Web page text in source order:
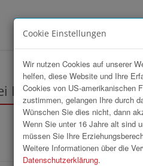
Erste Group Bank AG
Cookie Einstellungen
Wir nutzen Cookies auf unserer
helfen, diese Website und Ihre
Cookies von US-amerikanischen
zustimmen, gelangen Ihre durch
Wünschen Sie dies nicht, dann
Wenn Sie unter 16 Jahre alt sind
müssen Sie Ihre
Weitere Informationen über die
Datenschutzerklärung.